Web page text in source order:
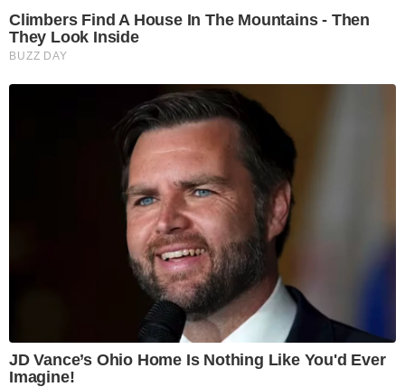
Climbers Find A House In The Mountains - Then
They Look Inside
BUZZ DAY
JD Vance’s Ohio Home Is Nothing Like You'd Ever
Imagine!